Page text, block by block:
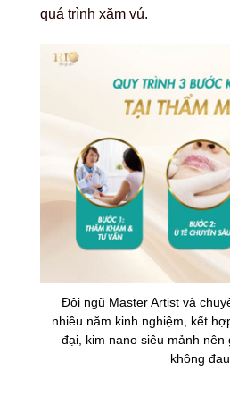
quá trình xăm vú.
Đội ngũ Master Artist và
nhiều năm kinh nghiệm, kết
đại, kim nano siêu mảnh nên
không đau